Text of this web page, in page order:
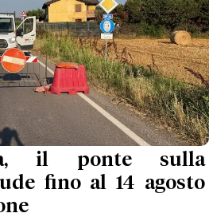
il ponte sulla
fino al 14 agosto